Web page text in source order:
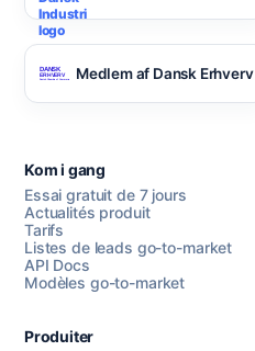
Medlem af Dansk Erhverv
Kom i gang
Essai gratuit de 7 jours
Actualités produit
Tarifs
Listes de leads go-to-market
API Docs
Modèles go-to-market
Produiter